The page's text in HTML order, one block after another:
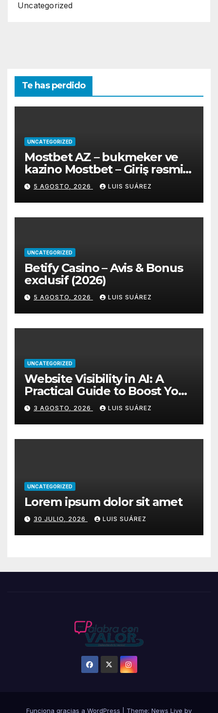
Uncategorized
Te has perdido
UNCATEGORIZED
Mostbet AZ – bukmeker ve
kazino Mostbet – Giriş rəsmi
sayt
5 AGOSTO, 2026 LUIS SUÁREZ
UNCATEGORIZED
Betify Casino – Avis & Bonus
exclusif (2026)
5 AGOSTO, 2026 LUIS SUÁREZ
UNCATEGORIZED
Website Visibility in AI: A
Practical Guide to Boost Your
Rankings
3 AGOSTO, 2026 LUIS SUÁREZ
UNCATEGORIZED
Lorem ipsum dolor sit amet
30 JULIO, 2026 LUIS SUÁREZ
Funciona gracias a WordPress Theme: News Live by